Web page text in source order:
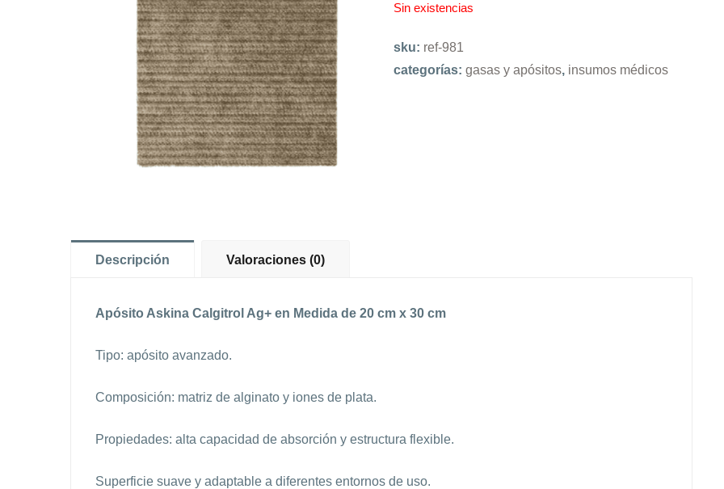
Sin existencias
sku: ref-981
categorías: gasas y apósitos, insumos médicos
Descripción Valoraciones (0)
Apósito Askina Calgitrol Ag+ en Medida de 20 cm x 30 cm
Tipo: apósito avanzado.
Composición: matriz de alginato y iones de plata.
Propiedades: alta capacidad de absorción y estructura flexible.
Superficie suave y adaptable a diferentes entornos de uso.